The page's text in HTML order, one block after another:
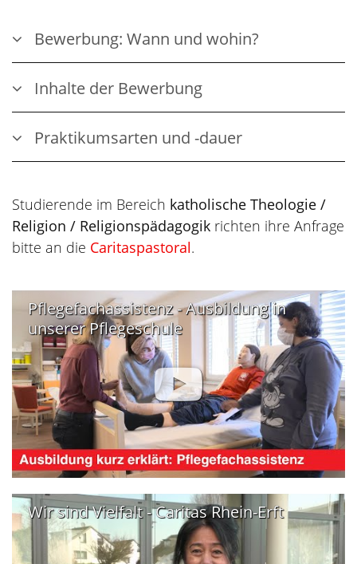
Bewerbung: Wann und wohin?
Inhalte der Bewerbung
Praktikumsarten und -dauer
Studierende im Bereich katholische Theologie /
Religion / Religionspädagogik richten ihre Anfrage
bitte an die Caritaspastoral.
Pflegefachassistenz - Ausbildung in
unserer Pflegeschule
Wir sind Vielfalt - Caritas Rhein-Erft